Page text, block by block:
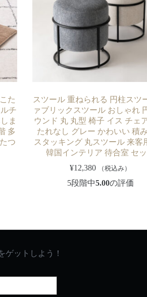
た
チ
ま
多
つ
スツール 重ねられる 円柱スツ
ァブリックスツール おしゃれ
ウンド 丸 丸型 椅子 イス チェ
たれなし グレー かわいい 積
スタッキング 丸スツール 来客
韓国インテリア 待合室 セッ
¥12,380 （税込み）
5段階中5.00の評価
ゲットしよう！